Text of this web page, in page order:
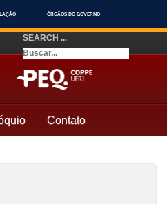
ÓRGÃOS DO GOVERNO
SEARCH ...
Contato